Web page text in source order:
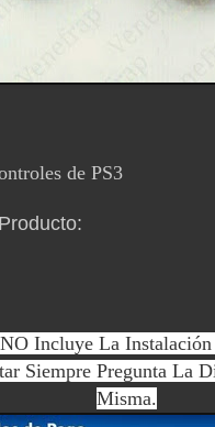
de PS3
Incluye La
Siempre Pregunta La
Misma.